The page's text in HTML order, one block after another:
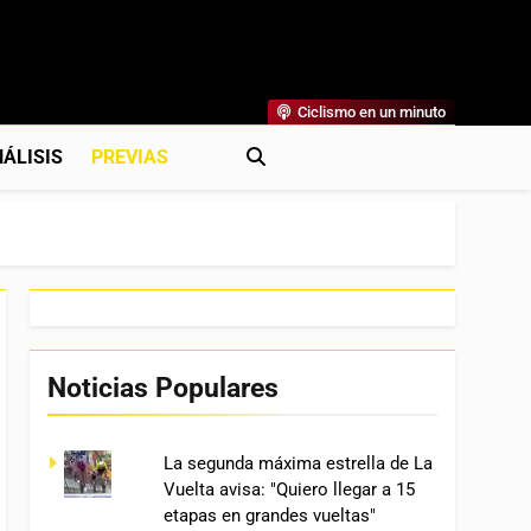
Previas Y Más. La Web Ciclista De Referencia.
Ciclismo en un minuto
PREVIAS
Noticias Populares
La segunda máxima estrella de La
Vuelta avisa: "Quiero llegar a 15
etapas en grandes vueltas"